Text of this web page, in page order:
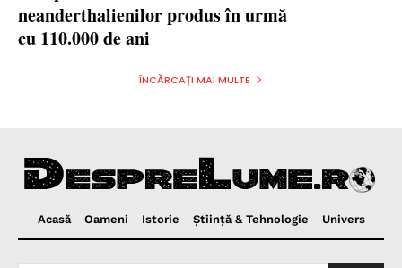
neanderthalienilor produs în urmă
cu 110.000 de ani
ÎNCĂRCAȚI MAI MULTE
Acasă Oameni Istorie Ştiinţă & Tehnologie Univers